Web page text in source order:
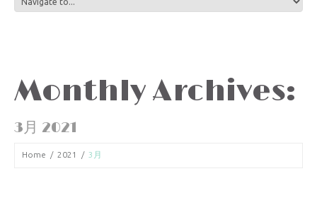
Monthly Archives:
3月 2021
Home 2021 3月